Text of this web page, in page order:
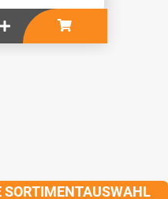
SORTIMENTAUSWAHL